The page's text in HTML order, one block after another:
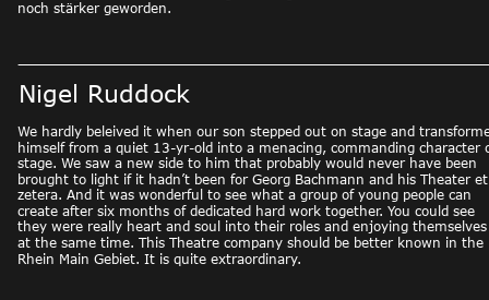
We hardly beleived it when our son stepped out on stage and
himself from a quiet 13-yr-old into a menacing, commanding character
stage. We saw a new side to him that probably would never have been
brought to light if it hadn’t been for Georg Bachmann and his Theater
zetera. And it was wonderful to see what a group of young people can
create after six months of dedicated hard work together. You could see
they were really heart and soul into their roles and enjoying
at the same time. This Theatre company should be better known in the
Rhein Main Gebiet. It is quite extraordinary.
noch stärker geworden.
Nigel Ruddock